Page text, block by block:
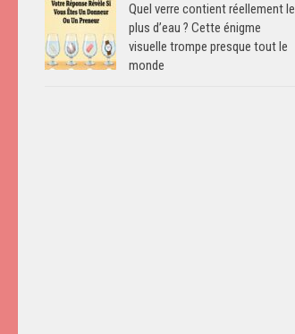
Quel verre contient réellement le
plus d’eau ? Cette énigme
visuelle trompe presque tout le
monde